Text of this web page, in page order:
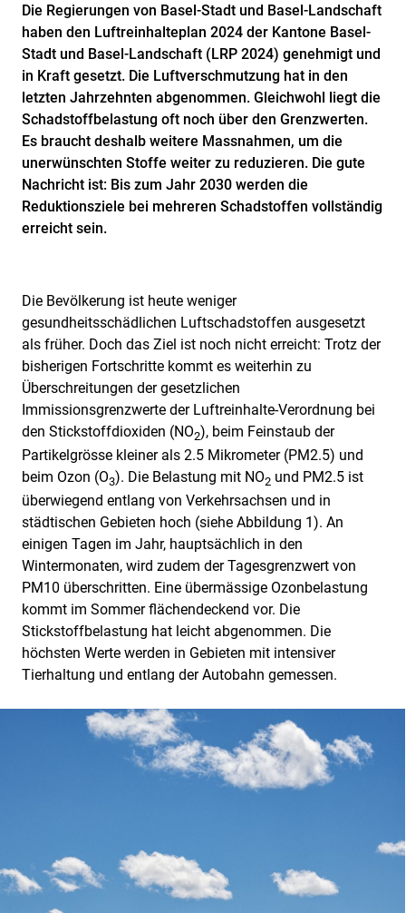
Die Regierungen von Basel-Stadt und Basel-Landschaft
haben den Luftreinhalteplan 2024 der Kantone Basel-
Stadt und Basel-Landschaft (LRP 2024) genehmigt und
in Kraft gesetzt. Die Luftverschmutzung hat in den
letzten Jahrzehnten abgenommen. Gleichwohl liegt die
Schadstoffbelastung oft noch über den Grenzwerten.
Es braucht deshalb weitere Massnahmen, um die
unerwünschten Stoffe weiter zu reduzieren. Die gute
Nachricht ist: Bis zum Jahr 2030 werden die
Reduktionsziele bei mehreren Schadstoffen vollständig
erreicht sein.
Die Bevölkerung ist heute weniger
gesundheitsschädlichen Luftschadstoffen ausgesetzt
als früher. Doch das Ziel ist noch nicht erreicht: Trotz der
bisherigen Fortschritte kommt es weiterhin zu
Überschreitungen der gesetzlichen
Immissionsgrenzwerte der Luftreinhalte-Verordnung bei
den Stickstoffdioxiden (NO2), beim Feinstaub der
Partikelgrösse kleiner als 2.5 Mikrometer (PM2.5) und
beim Ozon (O3). Die Belastung mit NO2 und PM2.5 ist
überwiegend entlang von Verkehrsachsen und in
städtischen Gebieten hoch (siehe Abbildung 1). An
einigen Tagen im Jahr, hauptsächlich in den
Wintermonaten, wird zudem der Tagesgrenzwert von
PM10 überschritten. Eine übermässige Ozonbelastung
kommt im Sommer flächendeckend vor. Die
Stickstoffbelastung hat leicht abgenommen. Die
höchsten Werte werden in Gebieten mit intensiver
Tierhaltung und entlang der Autobahn gemessen.